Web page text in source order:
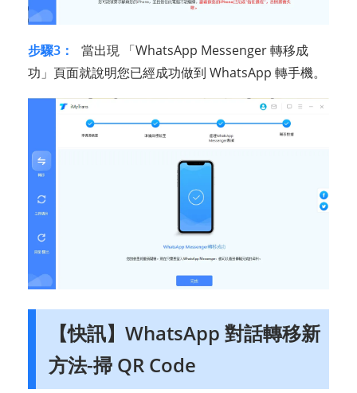
步驟3：
當出現 「WhatsApp Messenger 轉移成
功」頁面就說明您已經成功做到 WhatsApp 轉手機。
【快訊】WhatsApp 對話轉移新
方法-掃 QR Code